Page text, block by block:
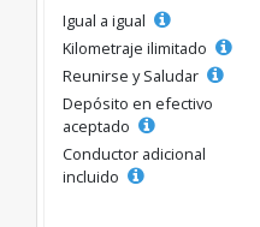
Igual a igual
Kilometraje ilimitado
Reunirse y Saludar
Depósito en efectivo
aceptado
Conductor adicional
incluido